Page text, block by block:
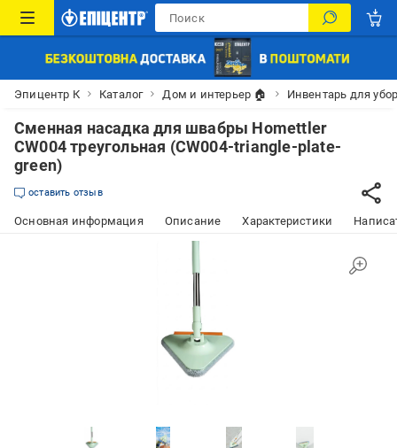
Эпицентр К Каталог Дом и интерьер 🏠 Инвентарь для
Сменная насадка для швабры Homettler
CW004 треугольная (CW004-triangle-plate-
green)
оставить отзыв
Основная информация Описание Характеристики